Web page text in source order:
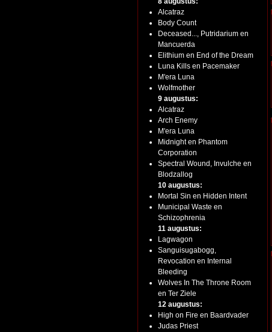
Alcatraz
Body Count
Deceased..., Putridarium en
Mancuerda
Elithium en End of the Dream
Luna Kills en Pacemaker
M'era Luna
Wolfmother
9 augustus:
Alcatraz
Arch Enemy
M'era Luna
Midnight en Phantom
Corporation
Spectral Wound, Invulche en
Blodzallog
10 augustus:
Mortal Sin en Hidden Intent
Municipal Waste en
Schizophrenia
11 augustus:
Lagwagon
Sanguisugabogg,
Revocation en Internal
Bleeding
Wolves In The Throne Room
en Ter Ziele
12 augustus:
High on Fire en Baardvader
Judas Priest